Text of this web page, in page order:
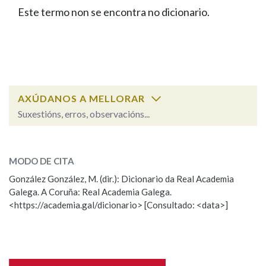
FIGURAS HOMENAXEADAS
PORTAL DAS PALABRAS
Facebook
TwitterYoutubeInstagram
Bluesky
BUSCAR NOS LEMAS
Remata por
BUSCAR NO CONTIDO
Nas definicións
Este termo non se encontra no dicionario.
AXÚDANOS A MELLORAR
Suxestións, erros, observacións...
Observación
Nome
MODO DE CITA
González González, M. (dir.): Dicionario da Real Academia
Galega. A Coruña: Real Academia Galega.
<https://academia.gal/dicionario> [Consultado: <data>]